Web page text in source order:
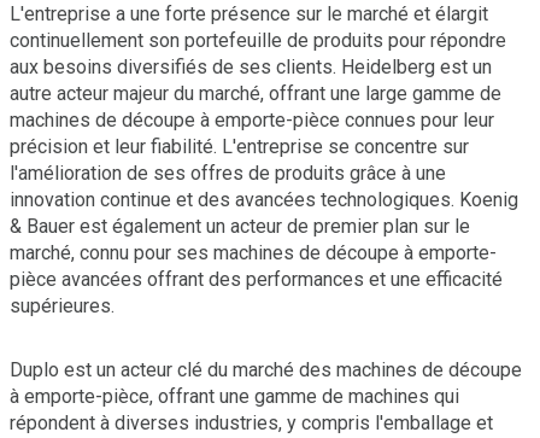
L'entreprise a une forte présence sur le marché et élargit
continuellement son portefeuille de produits pour répondre
aux besoins diversifiés de ses clients. Heidelberg est un
autre acteur majeur du marché, offrant une large gamme de
machines de découpe à emporte-pièce connues pour leur
précision et leur fiabilité. L'entreprise se concentre sur
l'amélioration de ses offres de produits grâce à une
innovation continue et des avancées technologiques. Koenig
& Bauer est également un acteur de premier plan sur le
marché, connu pour ses machines de découpe à emporte-
pièce avancées offrant des performances et une efficacité
supérieures.
Duplo est un acteur clé du marché des machines de découpe
à emporte-pièce, offrant une gamme de machines qui
répondent à diverses industries, y compris l'emballage et